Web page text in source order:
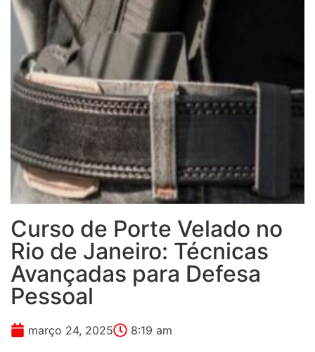
Curso de Porte Velado no
Rio de Janeiro: Técnicas
Avançadas para Defesa
Pessoal
março 24, 2025 8:19 am